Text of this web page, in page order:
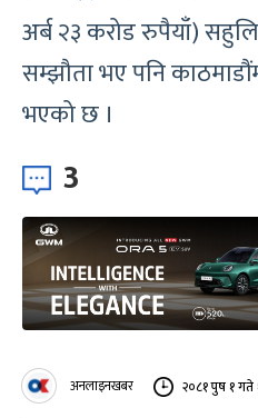
अर्ब २३ करोड रुपैयाँ)
सम्झौता भए पनि
भएको छ ।
3
अनलाइनखबर २०८१ पुष १ गते